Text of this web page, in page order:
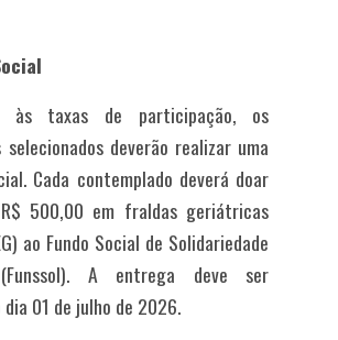
às taxas de participação, os
deverão realizar uma
Cada contemplado deverá doar
500,00 em fraldas geriátricas
ao Fundo Social de Solidariedade
. A entrega deve ser
01 de julho de 2026.